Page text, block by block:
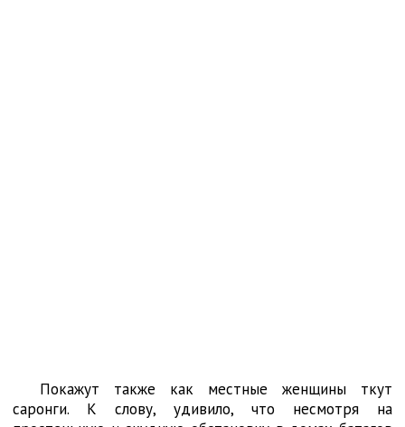
Покажут также как местные женщины ткут
саронги. К слову, удивило, что несмотря на